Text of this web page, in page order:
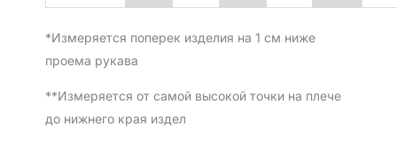
*Измеряется поперек изделия на 1 см ниже
проема рукава
**Измеряется от самой высокой точки на плече
до нижнего края издел